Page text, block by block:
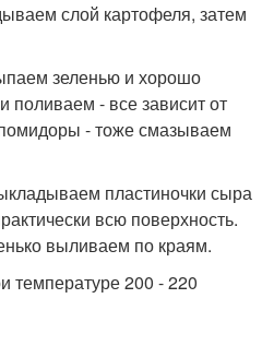
слой картофеля, затем
зеленью и хорошо
- все зависит от
- тоже смазываем
пластиночки сыра
всю поверхность.
выливаем по краям.
температуре 200 - 220